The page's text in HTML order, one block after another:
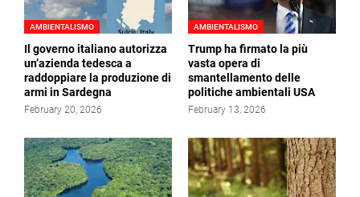
AMBIENTALISMO
Il governo italiano autorizza
un’azienda tedesca a
raddoppiare la produzione di
armi in Sardegna
February 20, 2026
AMBIENTALISMO
Trump ha firmato la più
vasta opera di
smantellamento delle
politiche ambientali USA
February 13, 2026